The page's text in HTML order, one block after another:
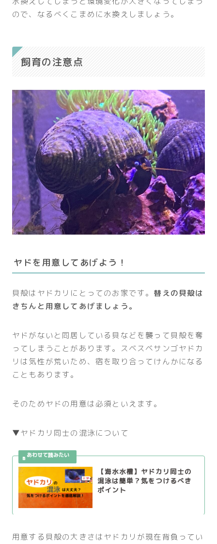
ので、なるべくこまめに水換えしましょう。
飼育の注意点
ヤドを用意してあげよう！
貝殻はヤドカリにとってのお家です。 替えの貝殻は
きちんと用意してあげましょう。
ヤドがないと同居している貝などを襲って貝殻を奪
ってしまうことがあります。スベスベサンゴヤドカ
リは気性が荒いため、宿を取り合ってけんかになる
こともあります。
そのためヤドの用意は必須といえます。
▼ヤドカリ同士の混泳について
【海水水槽】ヤドカリ同士の
混泳は簡単？気をつけるべき
ポイント
用意する貝殻の大きさはヤドカリが現在背負ってい